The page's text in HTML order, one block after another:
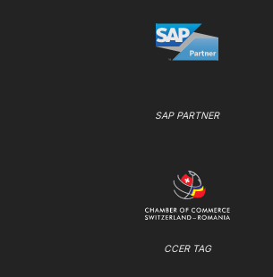
SAP PARTNER
CCER TAG